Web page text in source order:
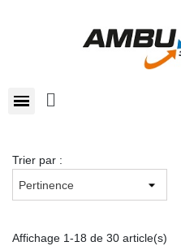
Trier par :
Affichage 1-18 de 30 article(s)